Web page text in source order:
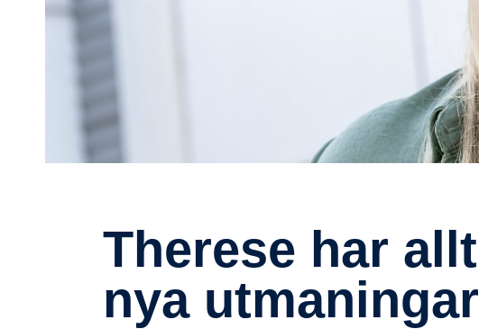
Therese har alltid vågat anta
nya utmaningar